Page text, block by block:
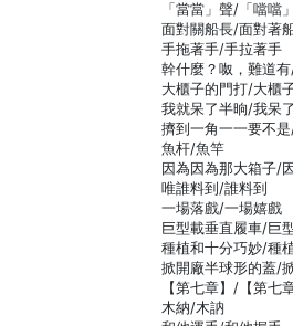
「當當」聲/「噹噹
面對關船長/面對著
手拖著手/手拉著手
幹什麼？呶，難道
大櫃子的門打/大櫃
我就呆了半晌/我呆
擠到一角一一要不
魚杆/魚竿
因為因為那大箱子/
唯誰料到/誰料到
一場落戲/一場嬉戲
巨型載垂直履車/巨
種植和十分巧妙/種
掀開廠半球形的蓋/
【第七章】/【第七
木納/木訥